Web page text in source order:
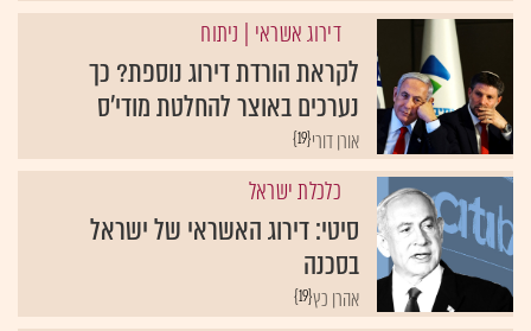
דירוג אשראי | ניתוח
לקראת הורדת דירוג נוספת? כך
נערכים באוצר להחלטת מודי'ס
{19}אורן דורי
כלכלת ישראל
סיטי: דירוג האשראי של ישראל
בסכנה
{19}אהרן כץ